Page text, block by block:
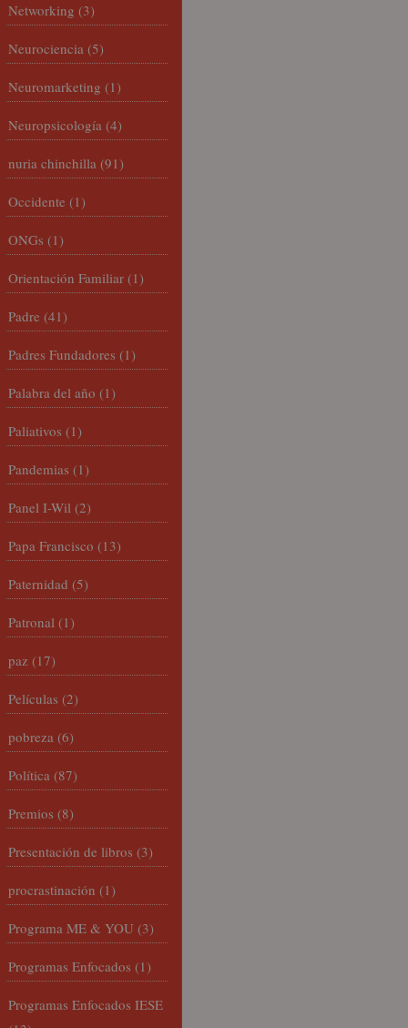
Networking (3)
Neurociencia (5)
Neuromarketing (1)
Neuropsicología (4)
nuria chinchilla (91)
Occidente (1)
ONGs (1)
Orientación Familiar (1)
Padre (41)
Padres Fundadores (1)
Palabra del año (1)
Paliativos (1)
Pandemias (1)
Panel I-Wil (2)
Papa Francisco (13)
Paternidad (5)
Patronal (1)
paz (17)
Películas (2)
pobreza (6)
Política (87)
Premios (8)
Presentación de libros (3)
procrastinación (1)
Programa ME & YOU (3)
Programas Enfocados (1)
Programas Enfocados IESE